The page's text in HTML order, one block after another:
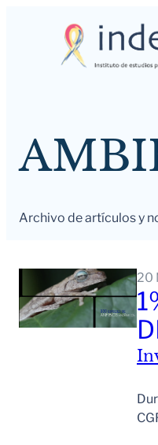
Archivo de artículos y
20